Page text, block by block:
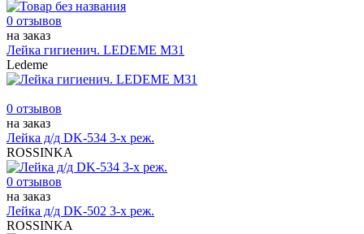
0 отзывов
на заказ
Лейка гигиенич. LEDEME М31
Ledeme
0 отзывов
на заказ
Лейка д/д DK-534 3-х реж.
ROSSINKA
0 отзывов
на заказ
Лейка д/д DK-502 3-х реж.
ROSSINKA